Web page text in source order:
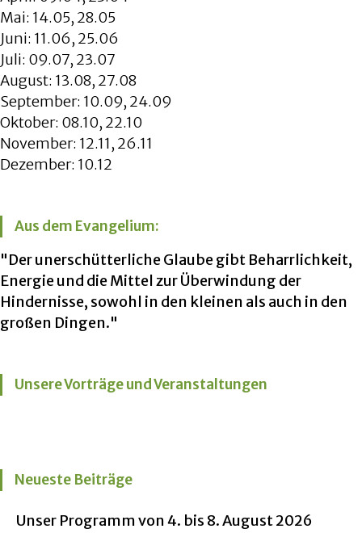
Mai: 14.05, 28.05
Juni: 11.06, 25.06
Juli: 09.07, 23.07
August: 13.08, 27.08
September: 10.09, 24.09
Oktober: 08.10, 22.10
November: 12.11, 26.11
Dezember: 10.12
Aus dem Evangelium:
"Der unerschütterliche Glaube gibt Beharrlichkeit,
Energie und die Mittel zur Überwindung der
Hindernisse, sowohl in den kleinen als auch in den
großen Dingen."
Unsere Vorträge und Veranstaltungen
Neueste Beiträge
Unser Programm von 4. bis 8. August 2026